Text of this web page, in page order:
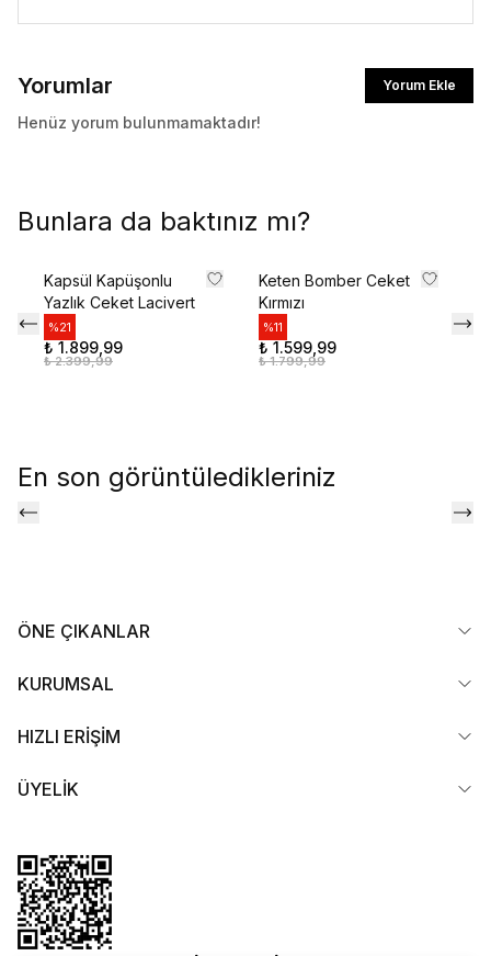
Yorumlar Yorum Ekle
Henüz yorum bulunmamaktadır!
Bunlara da baktınız mı?
Kapsül Kapüşonlu
Yazlık Ceket Lacivert
%21
₺ 1.899,99
₺ 2.399,99
Keten Bomber Ceket
Kırmızı
%11
₺ 1.599,99
₺ 1.799,99
En son görüntüledikleriniz
ÖNE ÇIKANLAR
KURUMSAL
HIZLI ERİŞİM
ÜYELİK